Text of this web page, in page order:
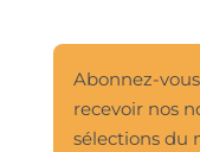
Abonnez-
recevoir nos
sélections du